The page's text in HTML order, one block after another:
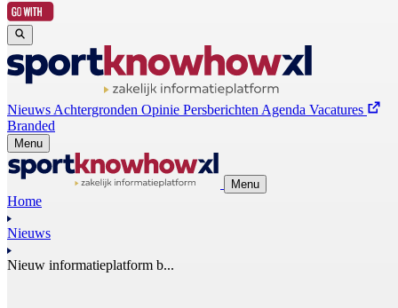
Nieuws Achtergronden Opinie Persberichten Agenda Vacatures
Branded
Menu
Menu
Home
Nieuws
Nieuw informatieplatform b...